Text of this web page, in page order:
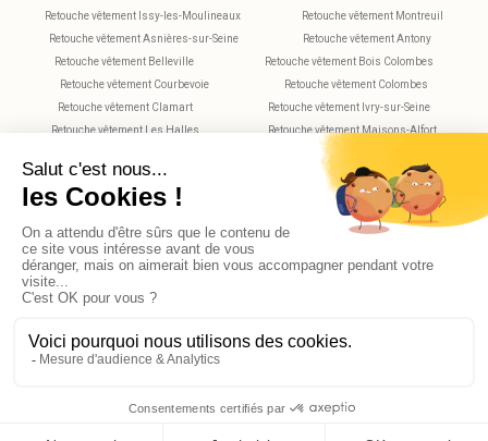
Retouche vêtement Issy-les-Moulineaux
Retouche vêtement Montreuil
Retouche vêtement Asnières-sur-Seine
Retouche vêtement Antony
Retouche vêtement Belleville
Retouche vêtement Bois Colombes
Retouche vêtement Courbevoie
Retouche vêtement Colombes
Retouche vêtement Clamart
Retouche vêtement Ivry-sur-Seine
Retouche vêtement Les Halles
Retouche vêtement Maisons-Alfort
Retouche vêtement Nanterre
Retouche vêtement Plaisance
Retouche vêtement Saint-Maur-des-Fossés
Retouche vêtement Rueil-Malmaison
Retouche vêtement Rochechouart
Retouche vêtement Villejuif
Retouche vêtement Versailles
© 2026 Reekom. Tous droits réservés.Mentions légales
Politique de confidentialité